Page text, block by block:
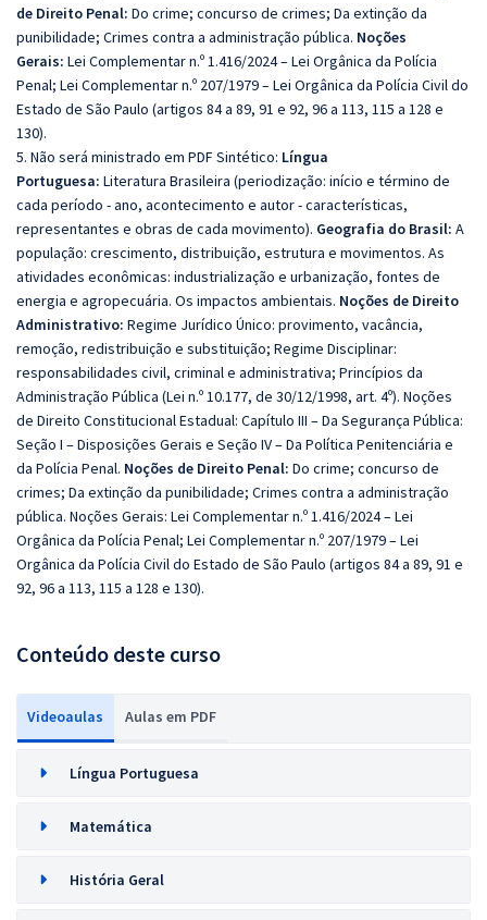
de Direito Penal: Do crime; concurso de crimes; Da extinção da
punibilidade; Crimes contra a administração pública. Noções
Gerais: Lei Complementar n.º 1.416/2024 – Lei Orgânica da Polícia
Penal; Lei Complementar n.º 207/1979 – Lei Orgânica da Polícia Civil do
Estado de São Paulo (artigos 84 a 89, 91 e 92, 96 a 113, 115 a 128 e
130).
5. Não será ministrado em PDF Sintético: Língua
Portuguesa: Literatura Brasileira (periodização: início e término de
cada período - ano, acontecimento e autor - características,
representantes e obras de cada movimento). Geografia do Brasil: A
população: crescimento, distribuição, estrutura e movimentos. As
atividades econômicas: industrialização e urbanização, fontes de
energia e agropecuária. Os impactos ambientais. Noções de Direito
Administrativo: Regime Jurídico Único: provimento, vacância,
remoção, redistribuição e substituição; Regime Disciplinar:
responsabilidades civil, criminal e administrativa; Princípios da
Administração Pública (Lei n.º 10.177, de 30/12/1998, art. 4º). Noções
de Direito Constitucional Estadual: Capítulo III – Da Segurança Pública:
Seção I – Disposições Gerais e Seção IV – Da Política Penitenciária e
da Polícia Penal. Noções de Direito Penal: Do crime; concurso de
crimes; Da extinção da punibilidade; Crimes contra a administração
pública. Noções Gerais: Lei Complementar n.º 1.416/2024 – Lei
Orgânica da Polícia Penal; Lei Complementar n.º 207/1979 – Lei
Orgânica da Polícia Civil do Estado de São Paulo (artigos 84 a 89, 91 e
92, 96 a 113, 115 a 128 e 130).
Conteúdo deste curso
Videoaulas Aulas em PDF
Língua Portuguesa
Matemática
História Geral